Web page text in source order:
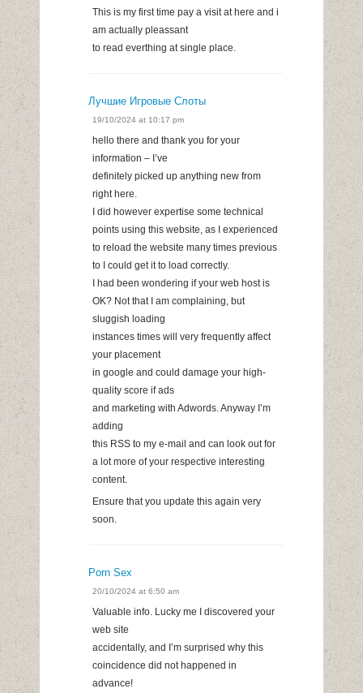
This is my first time pay a visit at here and i
am actually pleassant
to read everthing at single place.
Лучшие Игровые Слоты
19/10/2024 at 10:17 pm
hello there and thank you for your
information – I’ve
definitely picked up anything new from
right here.
I did however expertise some technical
points using this website, as I experienced
to reload the website many times previous
to I could get it to load correctly.
I had been wondering if your web host is
OK? Not that I am complaining, but
sluggish loading
instances times will very frequently affect
your placement
in google and could damage your high-
quality score if ads
and marketing with Adwords. Anyway I’m
adding
this RSS to my e-mail and can look out for
a lot more of your respective interesting
content.
Ensure that you update this again very
soon.
Porn Sex
20/10/2024 at 6:50 am
Valuable info. Lucky me I discovered your
web site
accidentally, and I’m surprised why this
coincidence did not happened in
advance!